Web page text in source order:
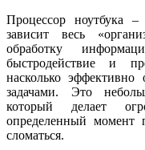
Процессор ноутбука
зависит весь
обработку
быстродействие и
насколько эффективно
задачами. Это
который делает
определенный момент
сломаться.